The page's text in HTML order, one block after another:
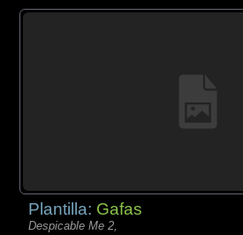
Plantilla: Gafas
Despicable Me 2,